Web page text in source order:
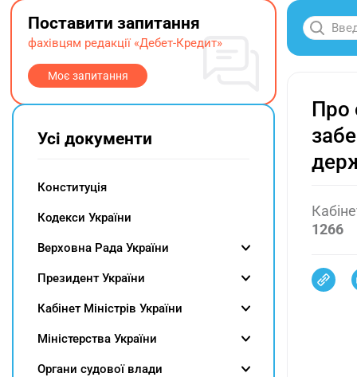
Про
1266
Поставити запитання
фахівцям редакції «Дебет-Кредит»
Моє запитання
Усі документи
Конституція
Кодекси України
Верховна Рада України
Президент України
Кабінет Міністрів України
Міністерства України
Органи судової влади